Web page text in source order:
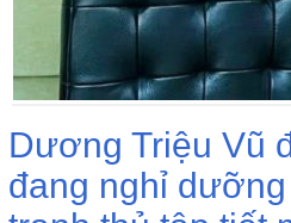
Dương Triệu Vũ
đang nghỉ